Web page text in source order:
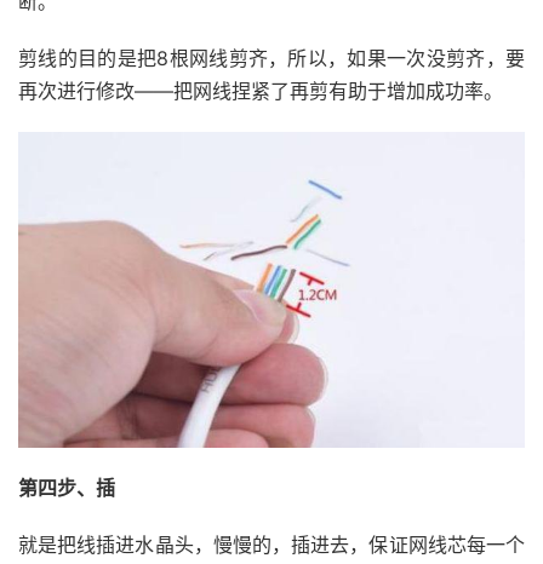
剪线的目的是把8根网线剪齐，所以，如果一次没剪齐，要
再次进行修改——把网线捏紧了再剪有助于增加成功率。
第四步、插
就是把线插进水晶头，慢慢的，插进去，保证网线芯每一个